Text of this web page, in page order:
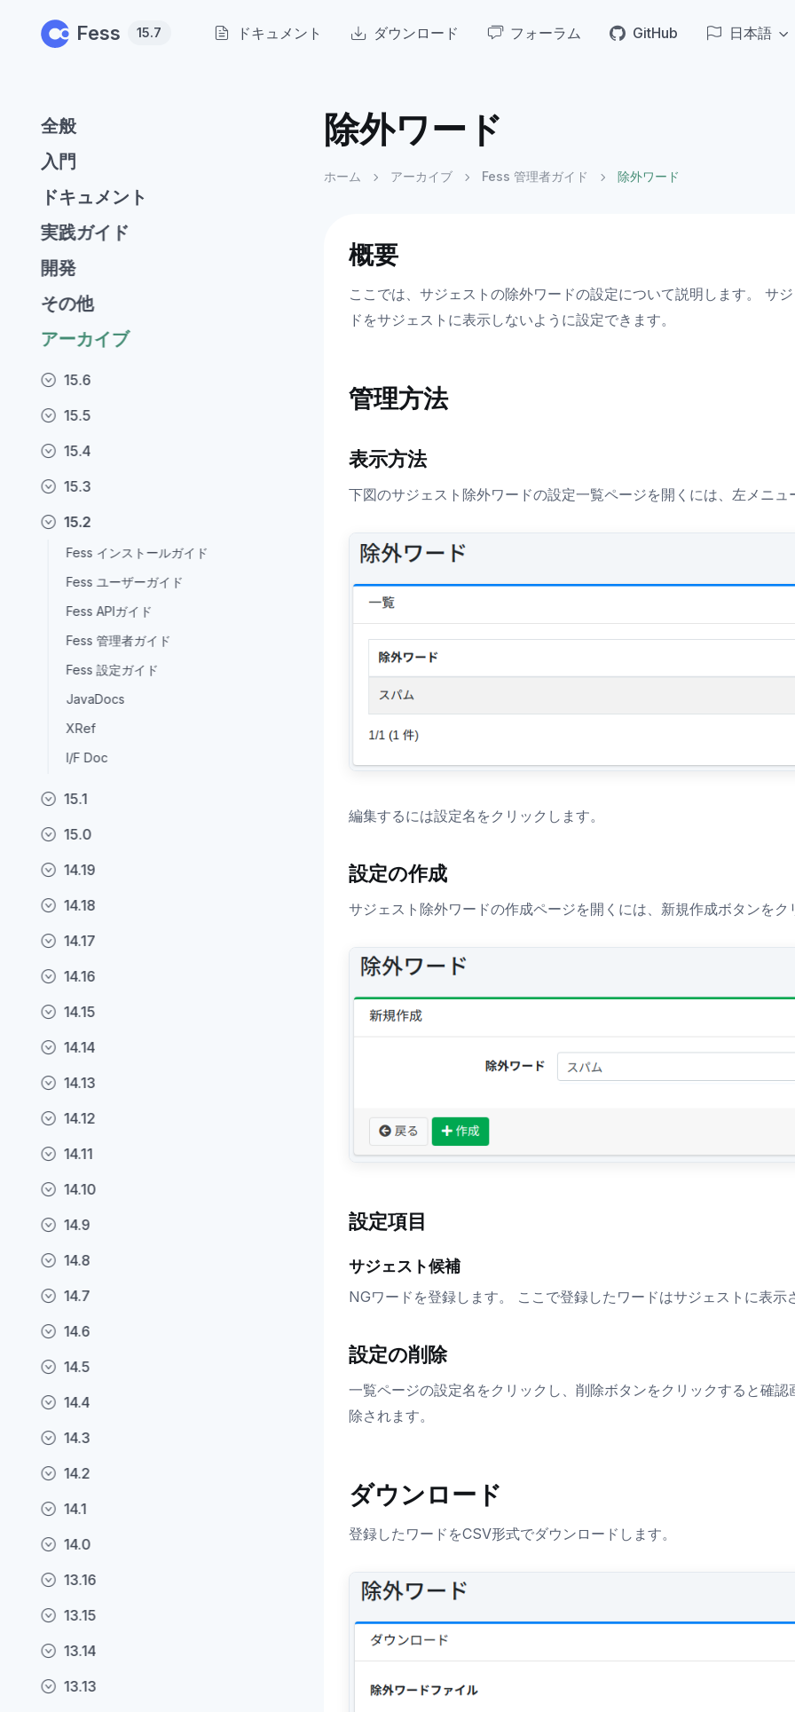
Fess 15.7 ドキュメント ダウンロード フォーラム GitHub 日本語
全般
入門
ドキュメント
実践ガイド
開発
その他
アーカイブ
15.6
15.5
15.4
15.3
15.2
Fess インストールガイド
Fess ユーザーガイド
Fess APIガイド
Fess 管理者ガイド
Fess 設定ガイド
JavaDocs
XRef
I/F Doc
15.1
15.0
14.19
14.18
14.17
14.16
14.15
14.14
14.13
14.12
14.11
14.10
14.9
14.8
14.7
14.6
14.5
14.4
14.3
14.2
14.1
14.0
13.16
13.15
13.14
13.13
除外ワード
ホーム アーカイブ Fess 管理者ガイド 除外ワード
概要
ここでは、サジェストの除外ワードの設定について説明します。 サ
ドをサジェストに表示しないように設定できます。
管理方法
表示方法
下図のサジェスト除外ワードの設定一覧ページを開くには、左メニ
編集するには設定名をクリックします。
設定の作成
サジェスト除外ワードの作成ページを開くには、新規作成ボタンをク
設定項目
サジェスト候補
NGワードを登録します。 ここで登録したワードはサジェストに表示
設定の削除
一覧ページの設定名をクリックし、削除ボタンをクリックすると確
除されます。
ダウンロード
登録したワードをCSV形式でダウンロードします。